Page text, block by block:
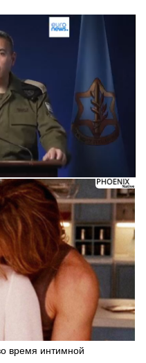
время интимной